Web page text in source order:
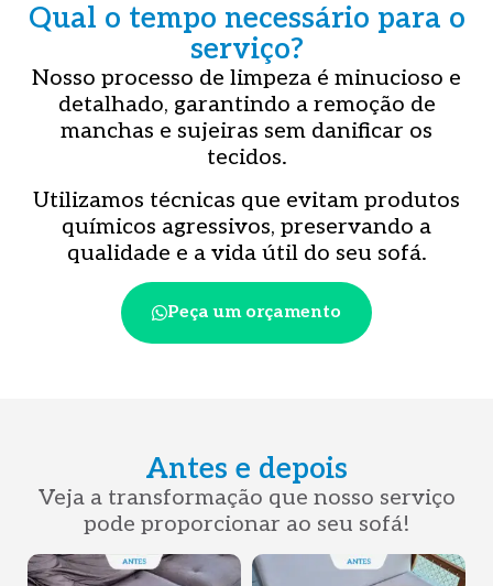
Qual o tempo necessário para o
serviço?
Nosso processo de limpeza é minucioso e
detalhado, garantindo a remoção de
manchas e sujeiras sem danificar os
tecidos.
Utilizamos técnicas que evitam produtos
químicos agressivos, preservando a
qualidade e a vida útil do seu sofá.
Peça um orçamento
Antes e depois
Veja a transformação que nosso serviço
pode proporcionar ao seu sofá!